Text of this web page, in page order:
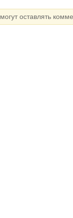
оставлять